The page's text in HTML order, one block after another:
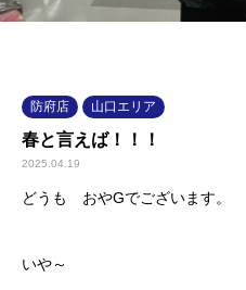
防府店 山口エリア
春と言えば！！！
2025.04.19
どうも おやGでございます。
いや～